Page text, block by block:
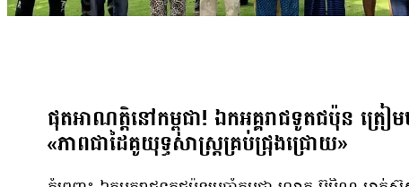
ផុតអាណត្តិនៅកម្ពុជា! ឯកអគ្គរាជទូតជប៉ុន ត្រ
«ភាពជាដៃគូយុទ្ធសាស្ត្រគ្រប់ជ្រុងជ្រោយ»